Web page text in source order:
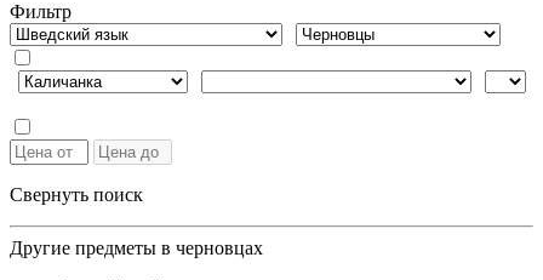
Фильтр
Свернуть поиск
Другие предметы в черновцах